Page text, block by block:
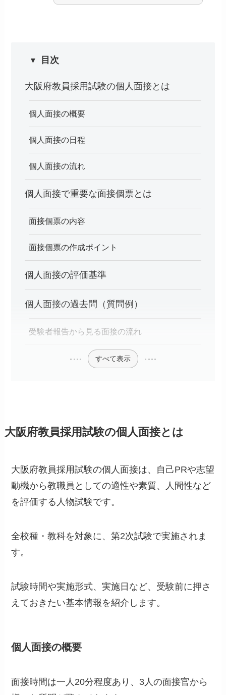
目次
大阪府教員採用試験の個人面接とは
個人面接の概要
個人面接の日程
個人面接の流れ
個人面接で重要な面接個票とは
面接個票の内容
面接個票の作成ポイント
個人面接の評価基準
個人面接の過去問（質問例）
受験者報告から見る面接の流れ
すべて表示
大阪府教員採用試験の個人面接とは
大阪府教員採用試験の個人面接は、自己PRや志望
動機から教職員としての適性や素質、人間性など
を評価する人物試験です。
全校種・教科を対象に、第2次試験で実施されま
す。
試験時間や実施形式、実施日など、受験前に押さ
えておきたい基本情報を紹介します。
個人面接の概要
面接時間は一人20分程度あり、3人の面接官から